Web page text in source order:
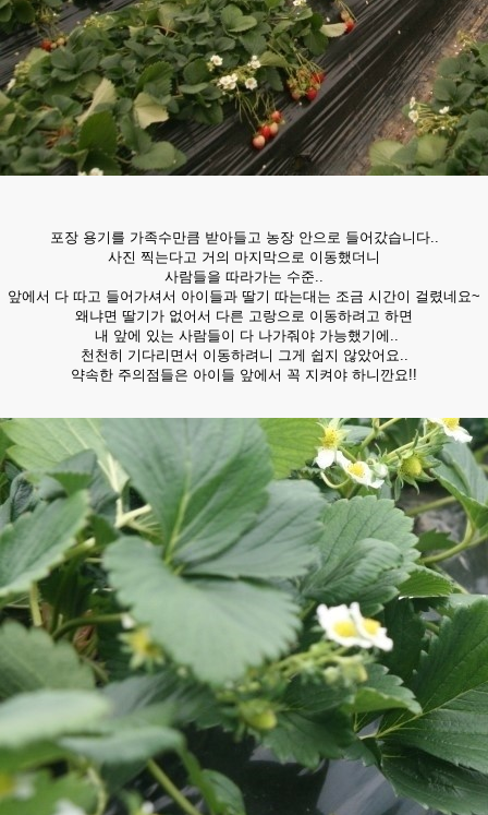
포장 용기를 가족수만큼 받아들고 농장 안으로 들어갔습니다..
사진 찍는다고 거의 마지막으로 이동했더니
사람들을 따라가는 수준..
앞에서 다 따고 들어가셔서 아이들과 딸기 따는대는 조금 시간이 걸렸네요~
왜냐면 딸기가 없어서 다른 고랑으로 이동하려고 하면
내 앞에 있는 사람들이 다 나가줘야 가능했기에..
천천히 기다리면서 이동하려니 그게 쉽지 않았어요..
약속한 주의점들은 아이들 앞에서 꼭 지켜야 하니깐요!!